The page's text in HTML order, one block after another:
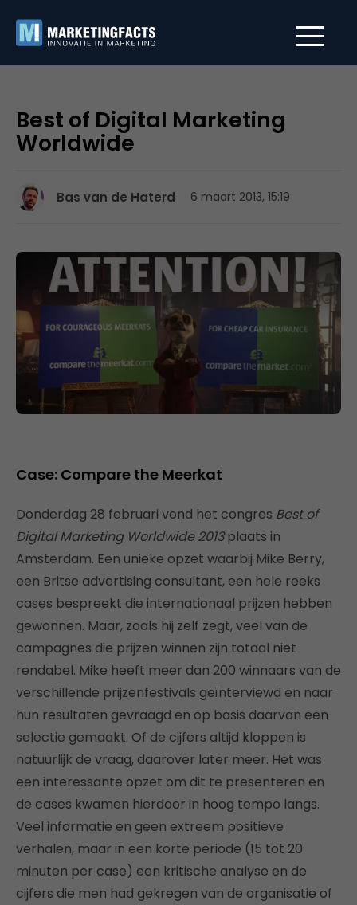
Best of Digital Marketing
Worldwide
Bas van de Haterd 6 maart 2013, 15:19
Case: Compare the Meerkat
Donderdag 28 februari vond het congres Best of
Digital Marketing Worldwide 2013plaats in
Amsterdam. Een unieke opzet waarbij Mike Berry,
een Britse advertising consultant, een hele reeks
cases bespreekt die internationaal prijzen hebben
gewonnen. Maar, zoals hij zelf zegt, veel van de
campagnes die prijzen winnen zijn totaal niet
rendabel. Mike heeft meer dan 200 winnaars van de
verschillende prijzenfestivals geïnterviewd en naar
hun resultaten gevraagd en op basis daarvan een
selectie gemaakt. Of de cijfers altijd kloppen is
natuurlijk de vraag, daarover later meer. Het was
een interessante opzet om dit te presenteren en
de cases kwamen hierdoor in hoog tempo langs.
Veel informatie en geen extreem positieve
verhalen, maar in een korte periode (15 tot 20
minuten per case) een kritische analyse en de
cijfers die men had gekregen van de organisatie of